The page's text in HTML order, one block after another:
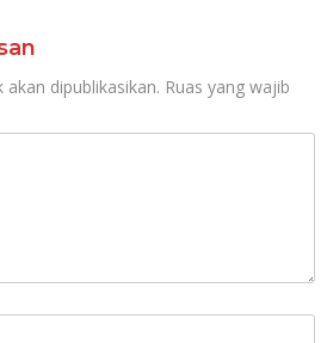
dipublikasikan. Ruas yang wajib